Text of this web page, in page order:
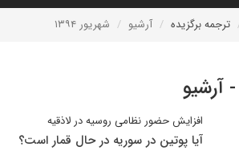
ترجمه برگزیده آرشیو شهریور ۱۳۹۴
آرشیو
افزایش حضور نظامی روسیه در لاذقیه
آیا پوتین در سوریه در حال قمار است؟